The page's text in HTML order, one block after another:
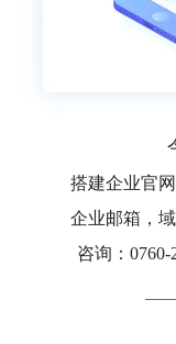
搭建企业官
企业邮箱，
咨询：0760-